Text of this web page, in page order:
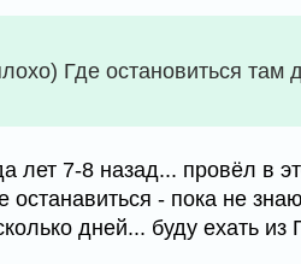
Где остановиться там
лет 7-8 назад... провёл в
останавиться - пока не
дней... буду ехать из